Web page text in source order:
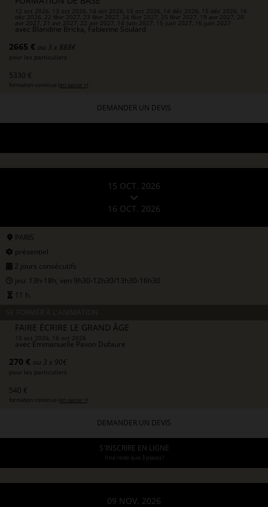
12 oct 2026, 13 oct 2026, 14 oct 2026, 15 oct 2026, 14 déc 2026, 15 déc 2026, 16
déc 2026, 22 févr 2027, 23 févr 2027, 24 févr 2027, 25 févr 2027, 19 avr 2027, 20
avr 2027, 21 avr 2027, 22 avr 2027, 14 juin 2027, 15 juin 2027, 16 juin 2027
avec Blandine Bricka, Fabienne Soulard
2665 € ou 3 x 888€
pour les particuliers
5330 €
formation continue ( en savoir + )
DEMANDER UN DEVIS
15 OCT. 2026
16 OCT. 2026
PARIS
présentiel
2 jours consécutifs
jeu. 13h-18h, ven 9h30-12h30/13h30-16h30
11 h.
FAIRE ÉCRIRE LE GRAND ÂGE
15 oct 2026, 16 oct 2026
avec Emmanuelle Pavon Dufaure
270 € ou 3 x 90€
pour les particuliers
540 €
formation continue ( en savoir + )
DEMANDER UN DEVIS
S'INSCRIRE EN LIGNE
Il ne reste que 3 places !
09 NOV. 2026